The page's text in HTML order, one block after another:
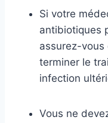
Si votre
antibiotiques
assurez-
terminer le
infection
Vous ne